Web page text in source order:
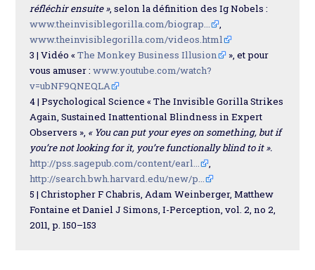
réfléchir ensuite », selon la définition des Ig Nobels :
www.theinvisiblegorilla.com/biograp...
,
www.theinvisiblegorilla.com/videos.html
3 | Vidéo «The Monkey Business Illusion
», et pour
vous amuser :www.youtube.com/watch?
v=ubNF9QNEQLA
4 | Psychological Science « The Invisible Gorilla Strikes
Again, Sustained Inattentional Blindness in Expert
Observers », « You can put your eyes on something, but if
you’re not looking for it, you’re functionally blind to it ».
http://pss.sagepub.com/content/earl...
,
http://search.bwh.harvard.edu/new/p...
5 | Christopher F Chabris, Adam Weinberger, Matthew
Fontaine et Daniel J Simons, I-Perception, vol. 2, no 2,‎
2011, p. 150–153